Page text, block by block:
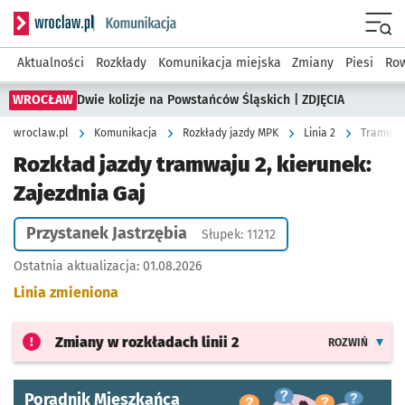
Serwis informacyjny wroclaw.pl podserwis: Komunikacja
Aktualności Rozkłady Komunikacja miejska Zmiany Piesi
WROCŁAW Dwie kolizje na Powstańców Śląskich | ZDJĘCIA
wroclaw.pl Komunikacja Rozkłady jazdy MPK Linia 2
Rozkład jazdy tramwaju 2, kierunek:
Zajezdnia Gaj
Przystanek Jastrzębia Słupek: 11212
Ostatnia aktualizacja: 01.08.2026
Linia zmieniona
Zmiany w rozkładach linii 2 ROZWIŃ
Poradnik Mieszkańca